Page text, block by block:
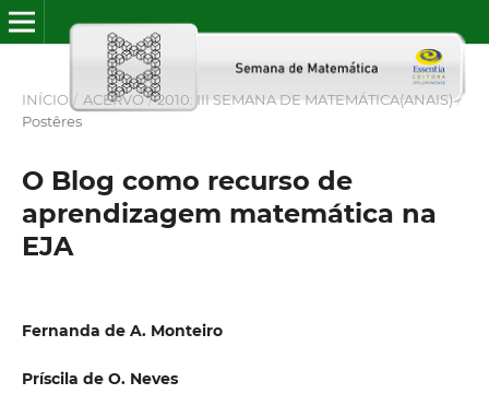
INÍCIO / ACERVO / 2010: III SEMANA DE MATEMÁTICA(ANAIS) /
Postêres
O Blog como recurso de
aprendizagem matemática na
EJA
Fernanda de A. Monteiro
Príscila de O. Neves